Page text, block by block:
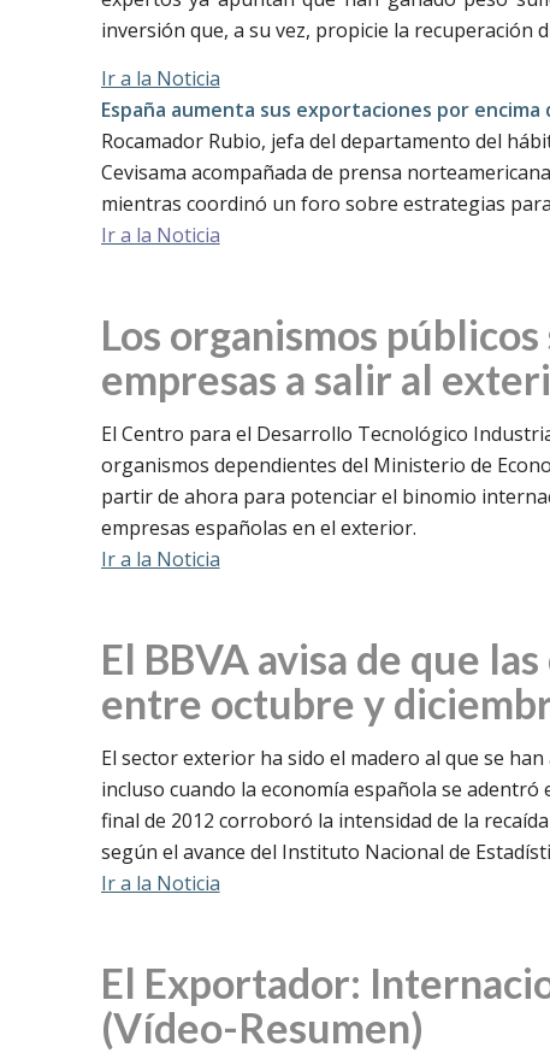
inversión que, a su vez, propicie la recuperación
Ir a la Noticia
España aumenta sus exportaciones por encima
Rocamador Rubio, jefa del departamento del
Cevisama acompañada de prensa
mientras coordinó un foro sobre estrategias
Ir a la Noticia
Los organismos
empresas a salir al
El Centro para el Desarrollo Tecnológico
organismos dependientes del Ministerio de
partir de ahora para potenciar el binomio
empresas españolas en el exterior.
Ir a la Noticia
El BBVA avisa de que
entre octubre y
El sector exterior ha sido el madero al que se
incluso cuando la economía española se
final de 2012 corroboró la intensidad de la
según el avance del Instituto Nacional de
Ir a la Noticia
El Exportador:
(Vídeo-Resumen)